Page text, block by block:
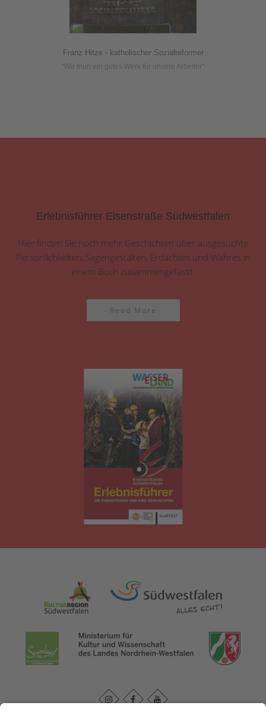
Franz Hitze - katholischer Sozialreformer
"Wir thun ein gutes Werk für unsere Arbeiter"
Erlebnisführer Eisenstraße Südwestfalen
Hier finden Sie noch mehr Geschichten über ausgesuchte
Persönlichkeiten, Sagengestalten, Erdachtes und Wahres in
einem Buch zusammengefasst.
Read More